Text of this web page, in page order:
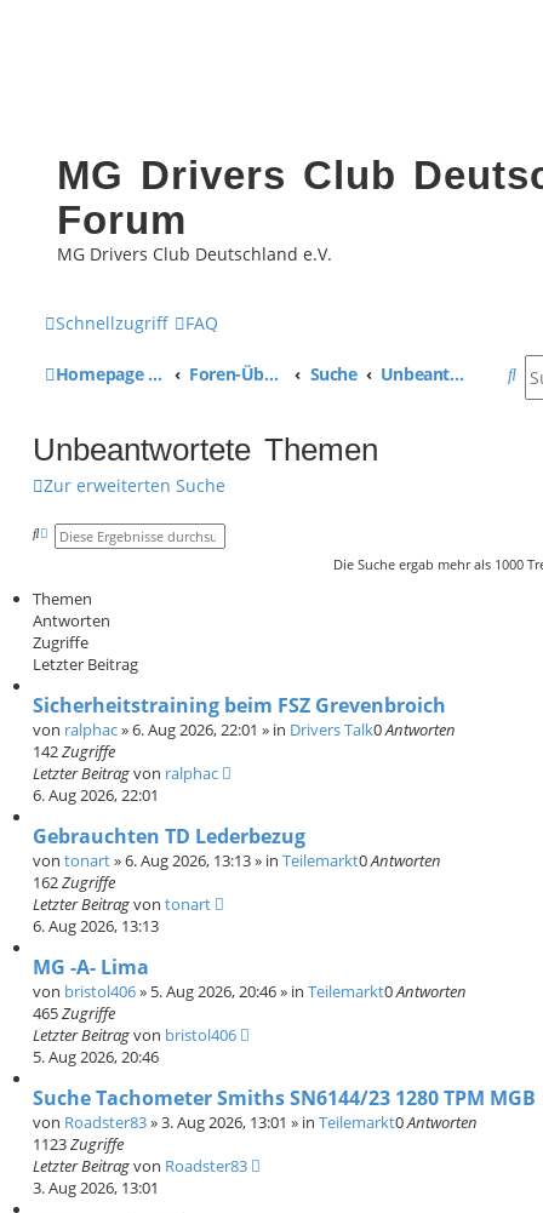
MG Drivers Club
Forum
MG Drivers Club Deutschland e.V.
Schnellzugriff FAQ
Homepage MG Drivers Club Deutschland Foren-Übersicht Suche Unbeantwortete Themen
S
Unbeantwortete Themen
Zur erweiterten Suche
S
ei
t
e
r
e
S
u
c
h
Die Suche ergab mehr als 1000
Themen
Antworten
Zugriffe
Letzter Beitrag
Sicherheitstraining beim FSZ Grevenbroich
von ralphac»6. Aug 2026, 22:01 » in Drivers Talk0Antworten
142Zugriffe
Letzter Beitragvon ralphac
6. Aug 2026, 22:01
Gebrauchten TD Lederbezug
von tonart»6. Aug 2026, 13:13» in Teilemarkt0Antworten
162Zugriffe
Letzter Beitragvon tonart
6. Aug 2026, 13:13
MG -A- Lima
von bristol406» 5. Aug 2026, 20:46» in Teilemarkt0Antworten
465Zugriffe
Letzter Beitragvon bristol406
5. Aug 2026, 20:46
Suche Tachometer Smiths SN6144/23 1280 TPM MGB
von Roadster83»3. Aug 2026, 13:01 » in Teilemarkt0Antworten
1123Zugriffe
Letzter Beitragvon Roadster83
3. Aug 2026, 13:01